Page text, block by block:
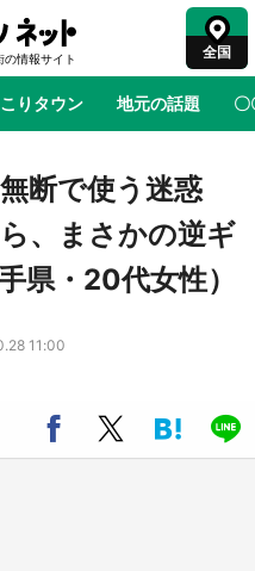
全国
りタウン 地元の話題 〇
時はありがとう 物語がはじ
の妖怪楽園」限定だった鬼
銀座・博品館TOY PARKへ
断で使う迷惑
、まさかの逆ギ
県・20代女性）
11:00